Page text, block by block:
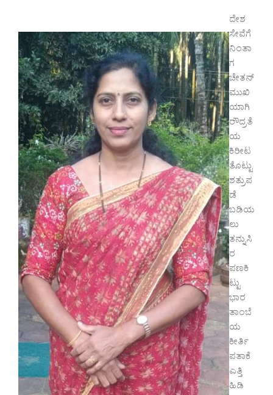
ದೇಶ
ಸೇವೆಗೆ
ನಿಂತಾ
ಗ
ಚೇತನ್
ಮುಖಿ
ಯಾಗಿ
ರೌದ್ರತೆ
ಯ
ಕಿರೀಟ
ತೊಟ್ಟು
ಶತ್ರುಪ
ಡೆ
ಬಡಿಯ
ಲು
ತನ್ನುಸಿ
ರ
ಪಣಕಿ
ಟ್ಟು
ಭಾರ
ತಾಂಬೆ
ಯ
ಕೀರ್ತಿ
ಪತಾಕೆ
ಎತ್ತಿ
ಹಿಡಿ